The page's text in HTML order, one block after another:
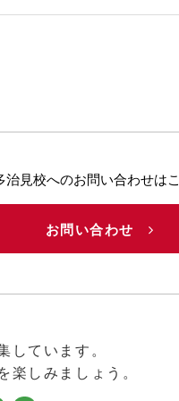
治見校へのお問い合わせは
お問い合わせ
しています。
楽しみましょう。